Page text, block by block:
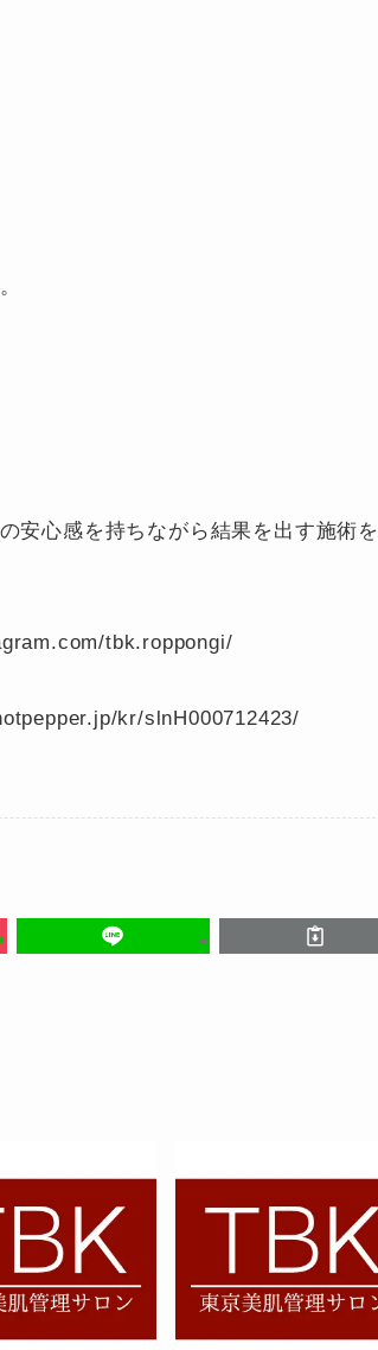
安心感を持ちながら結果を出す施術を
tbk.roppongi/
kr/slnH000712423/